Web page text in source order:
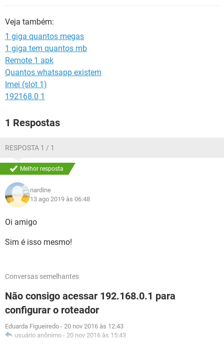
Veja também:
1 giga quantos megas
1 giga tem quantos mb
Remote 1 apk
Quantos whatsapp existem
Imei (slot 1)
192168.0 1
1 Respostas
RESPOSTA 1 / 1
Melhor resposta
nardine
13 ago 2019 às 06:48
Oi amigo
Sim é isso mesmo!
Conversas semelhantes
Não consigo acessar 192.168.0.1 para
configurar o roteador
Eduarda Figueiredo - 20 nov 2016 às 12:43
usuário anônimo - 20 nov 2016 às 15:43